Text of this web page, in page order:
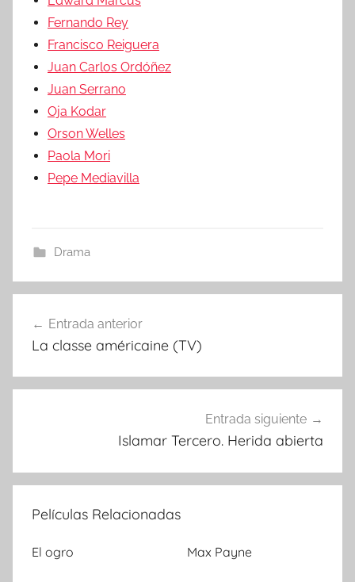
Fernando Rey
Francisco Reiguera
Juan Carlos Ordóñez
Juan Serrano
Oja Kodar
Orson Welles
Paola Mori
Pepe Mediavilla
Drama
Navegación
de
entradas
Entrada anterior
La classe américaine (TV)
Entrada siguiente
Islamar Tercero. Herida abierta
Películas Relacionadas
El ogro Max Payne